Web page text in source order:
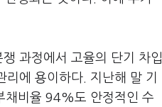
과정에서 고율의 단기 차입
에 용이하다. 지난해 말 기
비율 94%도 안정적인 수